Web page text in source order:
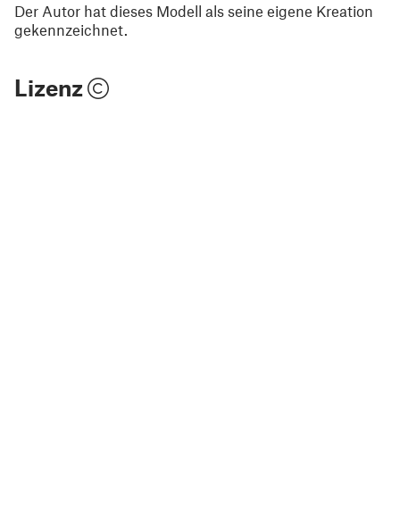
Der Autor hat dieses Modell als seine eigene Kreation
gekennzeichnet.
Lizenz